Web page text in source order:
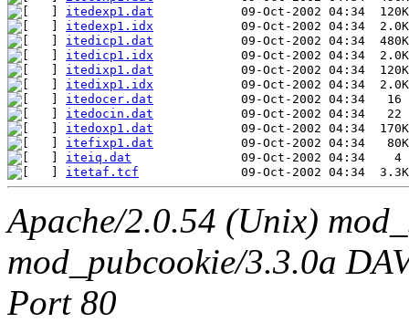
itedexp1.dat
itedexp1.idx
itedicp1.dat
itedicp1.idx
itedixp1.dat
itedixp1.idx
itedocer.dat
itedocin.dat
itedoxp1.dat
itefixp1.dat
iteiq.dat
itetaf.tcf
Apache/2.0.54 (Unix)
mod_pubcookie/3.3.0a
Port 80